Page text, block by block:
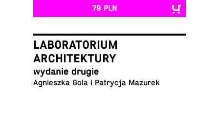
79 PLN
LABORATORIUM
ARCHITEKTURY
wydanie drugie
Ag­nieszka Gola i Pa­trycja Mazurek